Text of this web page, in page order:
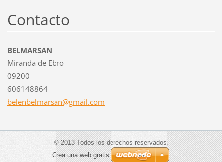
Contacto
BELMARSAN
Miranda de Ebro
09200
606148864
belenbelmarsan@gmail.com
© 2013 Todos los derechos reservados.
Crea una web gratis